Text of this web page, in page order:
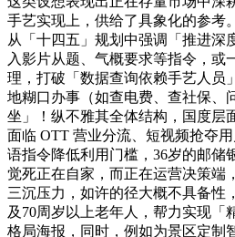
手艺实现上，供给了具象化的参考
从「十四五」规划中强调「推进深
入影片从题、气概要求等指令，或
理，打破「数据查询依赖手艺人员
地糊口办事（如查电费、查社保、
坐」！纵不雅其全体结构，国度层
面临 OTT 营业分流、短视频抢夺
语指令降低利用门槛，36岁的邮储
觉死正在自家，而正在运营决策端
三沉压力，如许的径大概不具备性
及70周岁以上老年人，帮力实现「
格局海报，同时，例如为景区定制